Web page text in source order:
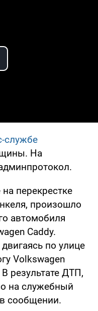
Video
службе
На
перекрестке
произошло
автомобиля
Caddy.
по улице
Volkswagen
результате ДТП,
на служебный
сообщении.